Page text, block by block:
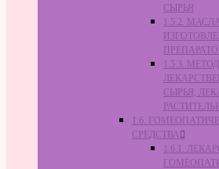
СЫРЬЯ
1.5.2.
1.5.3.
СЫРЬЯ,
1.6.
СРЕДСТВА
1.6.1.